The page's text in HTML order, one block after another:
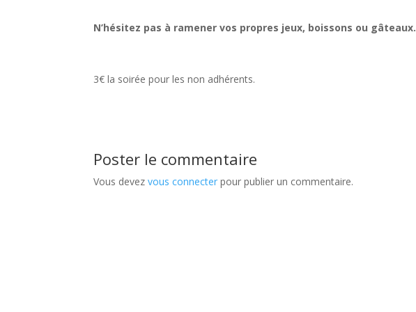
N’hésitez pas à ramener vos propres jeux, boissons ou gâteaux.
3€ la soirée pour les non adhérents.
Poster le commentaire
Vous devezvous connecter pour publier un commentaire.